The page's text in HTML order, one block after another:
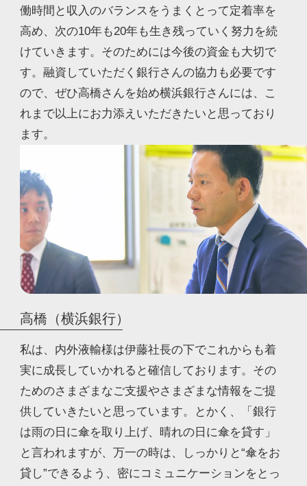
働時間と収入のバランスをうまくとって定着率を
高め、次の10年も20年も生き残っていく努力を続
けていきます。そのためには今後の資金も大切で
す。融資していただく銀行さんの協力も必要です
ので、ぜひ高橋さんを始め横浜銀行さんには、こ
れまで以上にお力添えいただきたいと思っており
ます。
高橋（横浜銀行）
私は、内外液輸様は伊藤社長の下でこれからも着
実に成長していかれると確信しております。その
ためのさまざまなご支援やさまざまな情報をご提
供していきたいと思っています。とかく、「銀行
は雨の日に傘を取り上げ、晴れの日に傘を貸す」
と言われますが、万一の時は、しっかりと“傘をお
貸し”できるよう、密にコミュニケーションをとっ